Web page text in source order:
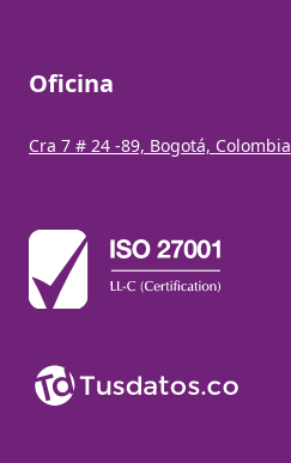
Oficina
Cra 7 # 24 -89, Bogotá, Colombia